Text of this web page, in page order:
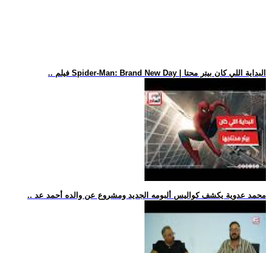
.. فيلم Spider-Man: Brand New Day | البداية اللي كان بيتر محتا
.. محمد عدوية يكشف كواليس ألبومه الجديد ومشروع عن والده أحمد عد